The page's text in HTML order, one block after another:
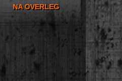
NA OVERLEG